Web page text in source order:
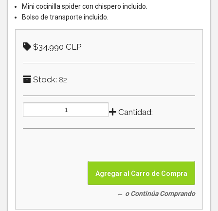
Mini cocinilla spider con chispero incluido.
Bolso de transporte incluido.
$34.990 CLP
Stock: 82
Cantidad:
← o Continúa Comprando